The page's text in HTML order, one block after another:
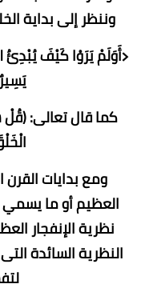
وننظر إلى بداية
﴿أَوَلَمْ يَرَوْا كَيْفَ يُبْدِئُ
كما قال تعالى:
ومع بدايات
العظيم أو ما يسمي
نظرية الإنفجار
النظرية السائدة